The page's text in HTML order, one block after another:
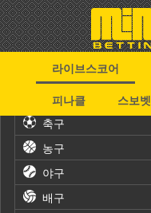
라이브스코어
피나클
스보벳
축구
농구
야구
배구